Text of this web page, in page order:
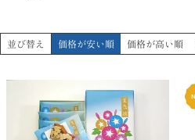
並び替え 価格が安い順 価格が高い順